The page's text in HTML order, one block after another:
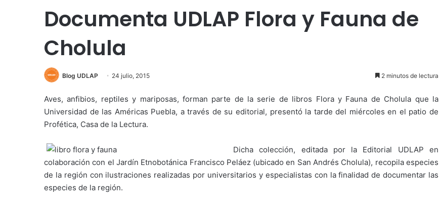
Documenta UDLAP Flora y Fauna de
Cholula
Blog UDLAP 24 julio, 2015 2 minutos de lectura
Aves, anfibios, reptiles y mariposas, forman parte de la serie de libros Flora y Fauna de Cholula que la
Universidad de las Américas Puebla, a través de su editorial, presentó la tarde del miércoles en el patio de
Profética, Casa de la Lectura.
Dicha colección, editada por la Editorial UDLAP en
colaboración con el Jardín Etnobotánica Francisco Peláez (ubicado en San Andrés Cholula), recopila especies
de la región con ilustraciones realizadas por universitarios y especialistas con la finalidad de documentar las
especies de la región.